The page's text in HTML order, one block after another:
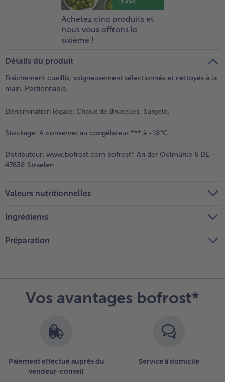
Achetez cinq produits et
nous vous offrons le
sixième !
Détails du produit
Fraîchement cueillis, soigneusement sélectionnés et nettoyés à la
main. Portionnable.
Dénomination légale: Choux de Bruxelles. Surgelé.
Stockage: A conserver au congélateur *** à -18°C
Distributeur: www.bofrost.com bofrost* An der Oelmühle 6 DE -
47638 Straelen
Valeurs nutritionnelles
Ingrédients
Préparation
Vos avantages bofrost*
Paiement effectué auprès du
vendeur-conseil
Service à domicile